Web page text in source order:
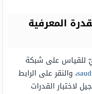
المعرفية
للقياس على شبكة
، والنقر على الرابط
لاختبار القدرات